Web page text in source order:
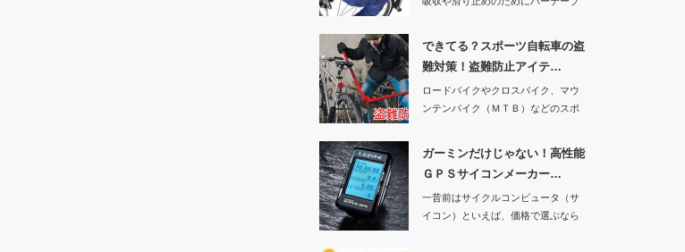
できてる？スポーツ自転車の盗
難対策！盗難防止アイテ…
ロードバイクやクロスバイク、マウ
ンテンバイク（ＭＴＢ）などのスポ
ガーミンだけじゃない！高性能
ＧＰＳサイコンメーカー…
一昔前はサイクルコンピュータ（サ
イコン）といえば、価格で選ぶなら